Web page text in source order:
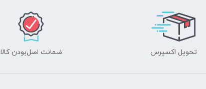
تحویل اکسپرس ضمانت اصل‌بودن کالا